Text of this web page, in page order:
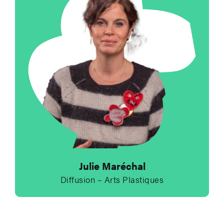
Julie Maréchal
Diffusion – Arts Plastiques